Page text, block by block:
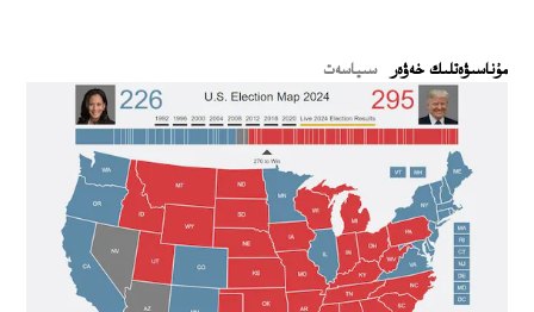
ﻣﯘﻧﺎﺳﯩﯟﻩﺗﻠﯩﻚ ﺧﻪﯞﻩﺭ سىياسەت